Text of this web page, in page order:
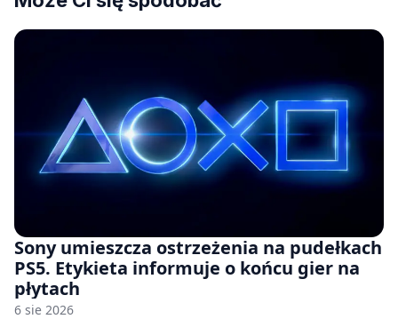
Sony umieszcza ostrzeżenia na pudełkach
PS5. Etykieta informuje o końcu gier na
płytach
6 sie 2026